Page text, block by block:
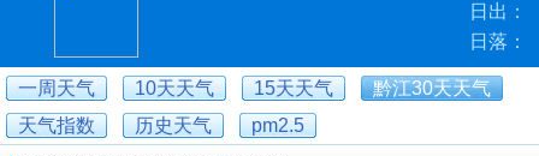
日出：
日落：
一周天气 10天天气 15天天气
黔江30天天气
天气指数
历史天气 pm2.5